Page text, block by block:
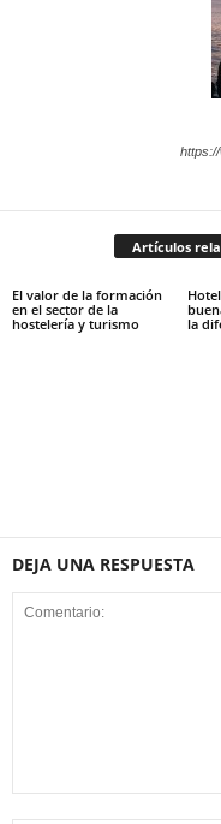
Artículos
El valor de la formación
en el sector de la
hostelería y turismo
la
DEJA UNA RESPUESTA